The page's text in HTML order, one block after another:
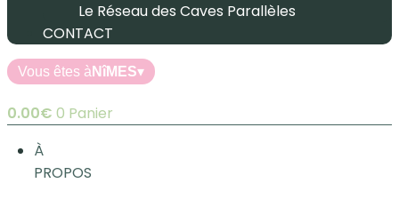
Le Réseau des Caves Parallèles
CONTACT
Vous êtes à NîMES▾
0.00€ 0 Panier
À
PROPOS